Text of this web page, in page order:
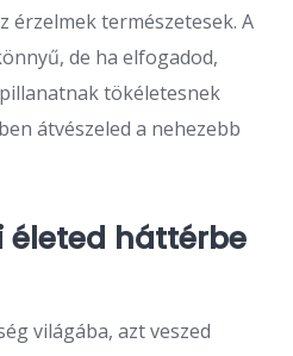
érzelmek természetesek. A
de ha elfogadod,
tökéletesnek
átvészeled a nehezebb
életed háttérbe
világába, azt veszed